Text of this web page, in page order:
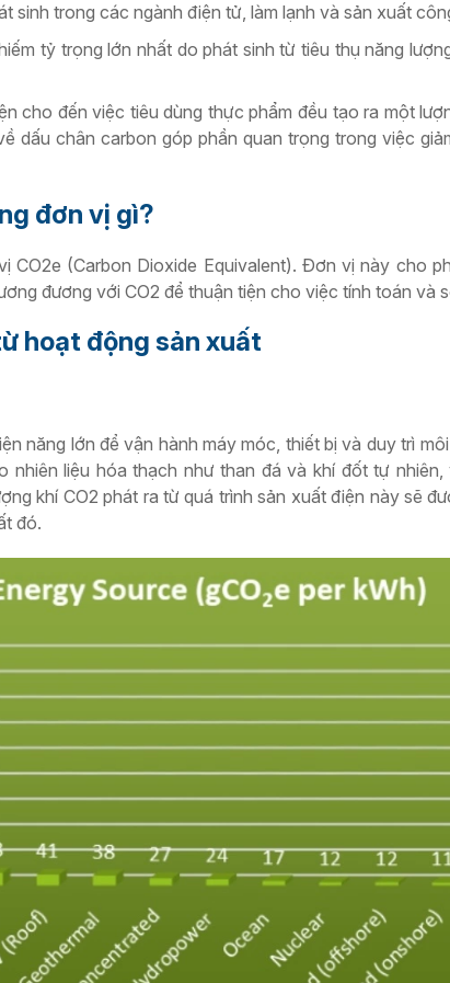
sinh trong các ngành điện tử, làm lạnh và sản xuất
tỷ trọng lớn nhất do phát sinh từ tiêu thụ năng
cho đến việc tiêu dùng thực phẩm đều tạo ra một
dấu chân carbon góp phần quan trọng trong việc
đơn vị gì?
CO2e (Carbon Dioxide Equivalent). Đơn vị này cho
đương với CO2 để thuận tiện cho việc tính toán và
hoạt động sản xuất
năng lớn để vận hành máy móc, thiết bị và duy trì
nhiên liệu hóa thạch như than đá và khí đốt tự nhiên,
khí CO2 phát ra từ quá trình sản xuất điện này sẽ
đó.